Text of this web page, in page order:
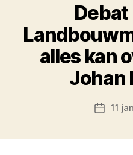
Debat
alles kan
Johan
11